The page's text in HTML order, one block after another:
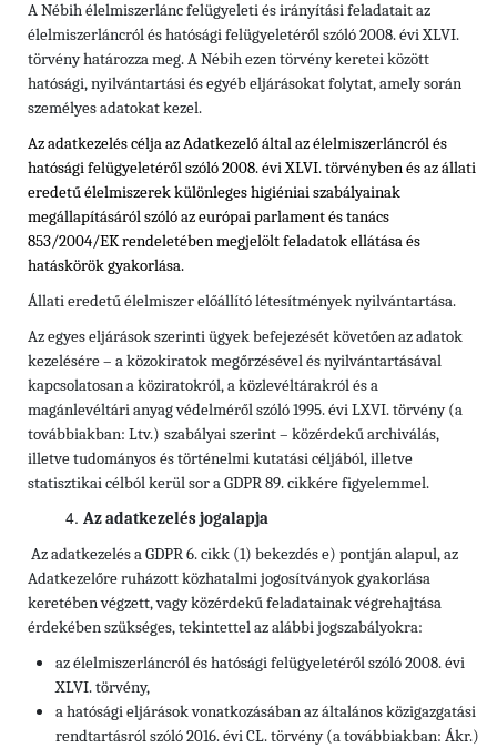
A Nébih élelmiszerlánc felügyeleti és irányítási feladatait az
élelmiszerláncról és hatósági felügyeletéről szóló 2008. évi XLVI.
törvény határozza meg. A Nébih ezen törvény keretei között
hatósági, nyilvántartási és egyéb eljárásokat folytat, amely során
személyes adatokat kezel.
Az adatkezelés célja az Adatkezelő által az élelmiszerláncról és
hatósági felügyeletéről szóló 2008. évi XLVI. törvényben ésaz állati
eredetű élelmiszerek különleges higiéniai szabályainak
megállapításáról szóló az európai parlament és tanács
853/2004/EK rendeletébenmegjelölt feladatok ellátása és
hatáskörök gyakorlása.
Állati eredetű élelmiszer előállító létesítmények nyilvántartása.
Az egyes eljárások szerinti ügyek befejezését követően az adatok
kezelésére – a közokiratok megőrzésével és nyilvántartásával
kapcsolatosan a köziratokról, a közlevéltárakról és a
magánlevéltári anyag védelméről szóló 1995. évi LXVI. törvény (a
továbbiakban: Ltv.) szabályai szerint – közérdekű archiválás,
illetve tudományos és történelmi kutatási céljából, illetve
statisztikai célból kerül sor a GDPR 89. cikkére figyelemmel.
Az adatkezelés jogalapja
Az adatkezelés a GDPR 6. cikk (1) bekezdés e) pontján alapul, az
Adatkezelőre ruházott közhatalmi jogosítványok gyakorlása
keretében végzett, vagy közérdekű feladatainak végrehajtása
érdekében szükséges, tekintettel az alábbi jogszabályokra:
az élelmiszerláncról és hatósági felügyeletéről szóló 2008. évi
XLVI. törvény,
a hatósági eljárások vonatkozásában az általános közigazgatási
rendtartásról szóló 2016. évi CL. törvény (a továbbiakban: Ákr.)